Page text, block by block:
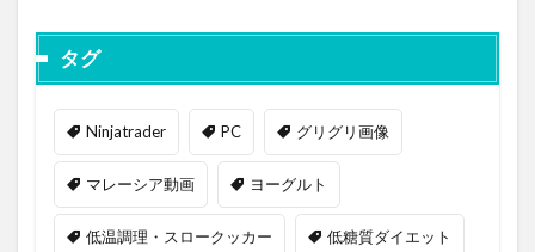
タグ
Ninjatrader PC グリグリ画像
マレーシア動画 ヨーグルト
低温調理・スロークッカー 低糖質ダイエット